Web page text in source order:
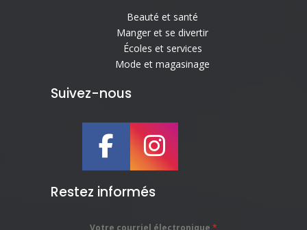
Beauté et santé
Manger et se divertir
Écoles et services
Mode et magasinage
Suivez-nous
Restez informés
Votre courriel électronique *